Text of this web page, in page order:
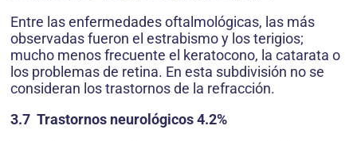
Entre las enfermedades oftalmológicas, las más
observadas fueron el estrabismo y los terigios;
mucho menos frecuente el keratocono, la catarata o
los problemas de retina. En esta subdivisión no se
consideran los trastornos de la refracción.
3.7 Trastornos neurológicos 4.2%